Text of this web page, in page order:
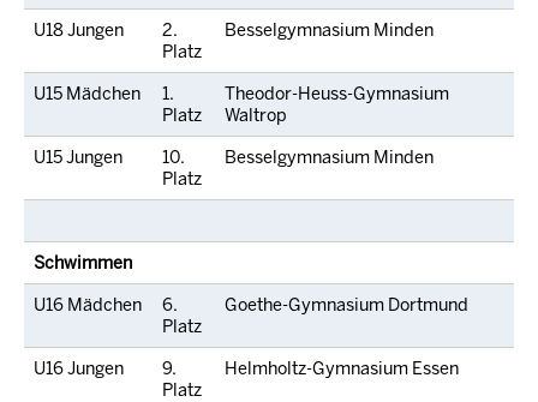
U18 Jungen
2.
Platz
Besselgymnasium Minden
U15 Mädchen
1.
Platz
Theodor-Heuss-Gymnasium
Waltrop
U15 Jungen
10.
Platz
Besselgymnasium Minden
Schwimmen
U16 Mädchen
6.
Platz
Goethe-Gymnasium Dortmund
U16 Jungen
9.
Platz
Helmholtz-Gymnasium Essen